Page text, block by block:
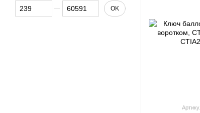
От Цена, грн
До Цена, грн OK